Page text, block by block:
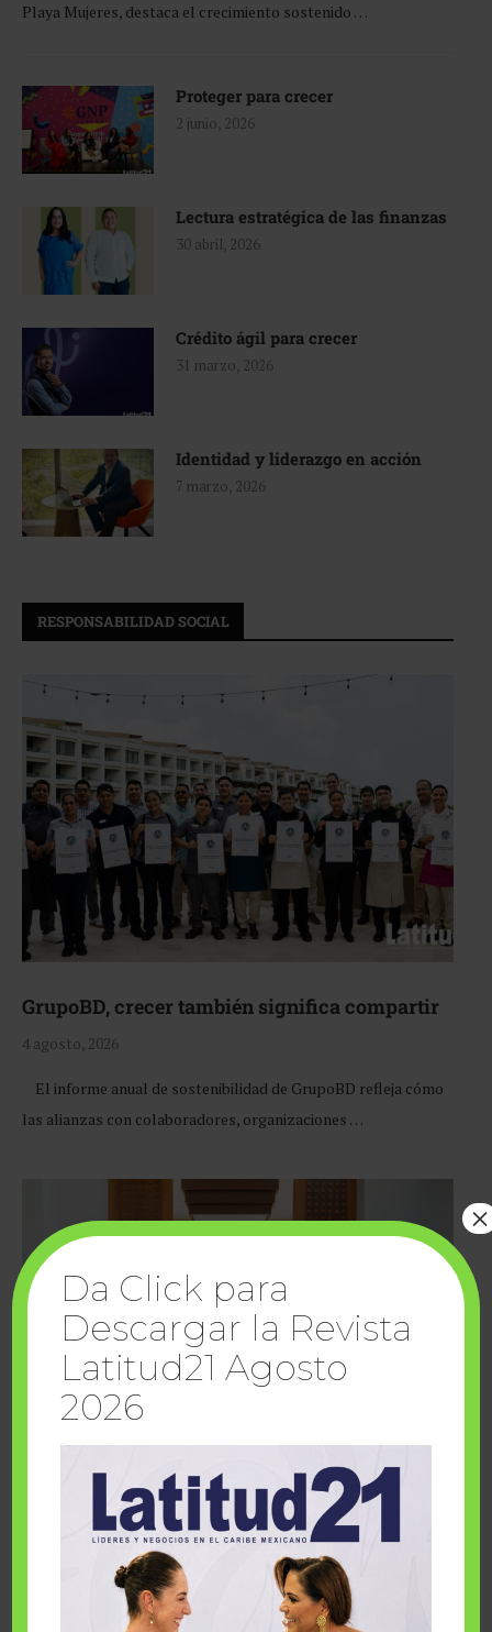
Playa Mujeres, destaca el crecimiento sostenido …
Proteger para crecer
2 junio, 2026
Lectura estratégica de las finanzas
30 abril, 2026
Crédito ágil para crecer
31 marzo, 2026
Identidad y liderazgo en acción
7 marzo, 2026
RESPONSABILIDAD SOCIAL
GrupoBD, crecer también significa compartir
4 agosto, 2026
El informe anual de sostenibilidad de GrupoBD refleja cómo
las alianzas con colaboradores, organizaciones …
Cuando la solidaridad inspira; cumplen
sueños Fairmont Mayakoba y Make-A-Wish
Da Click para
Descargar la Revista
Latitud21 Agosto
2026
×